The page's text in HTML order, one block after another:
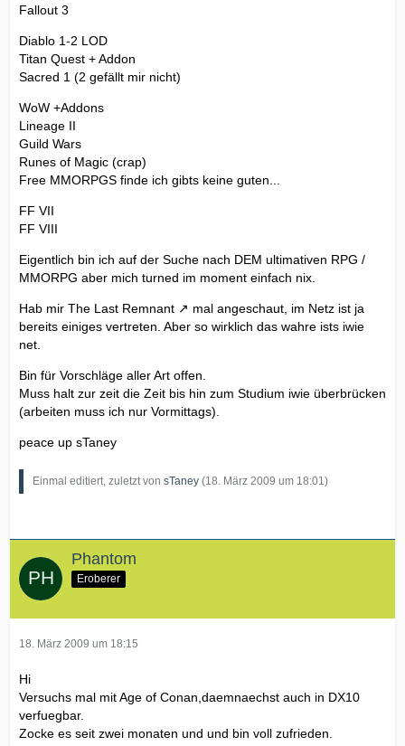
Fallout 3
Diablo 1-2 LOD
Titan Quest + Addon
Sacred 1 (2 gefällt mir nicht)
WoW +Addons
Lineage II
Guild Wars
Runes of Magic (crap)
Free MMORPGS finde ich gibts keine guten...
FF VII
FF VIII
Eigentlich bin ich auf der Suche nach DEM ultimativen RPG /
MMORPG aber mich turned im moment einfach nix.
Hab mir The Last Remnant
mal angeschaut, im Netz ist ja
bereits einiges vertreten. Aber so wirklich das wahre ists iwie
net.
Bin für Vorschläge aller Art offen.
Muss halt zur zeit die Zeit bis hin zum Studium iwie überbrücken
(arbeiten muss ich nur Vormittags).
peace up sTaney
Einmal editiert, zuletzt von sTaney (18. März 2009 um 18:01 )
Phantom
Eroberer
18. März 2009 um 18:15
Hi
Versuchs mal mit Age of Conan,daemnaechst auch in DX10
verfuegbar.
Zocke es seit zwei monaten und und bin voll zufrieden.